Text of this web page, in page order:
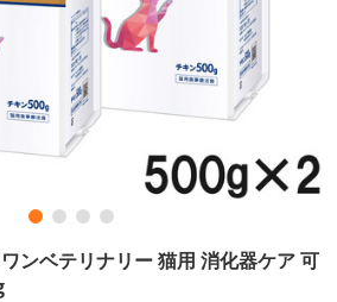
ワンベテリナリー 猫用 消化器ケア 可